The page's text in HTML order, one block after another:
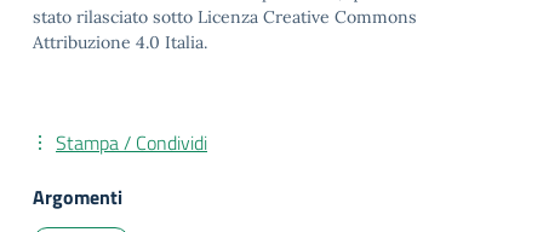
stato rilasciato sotto Licenza Creative Commons
Attribuzione 4.0 Italia.
Stampa / Condividi
Argomenti